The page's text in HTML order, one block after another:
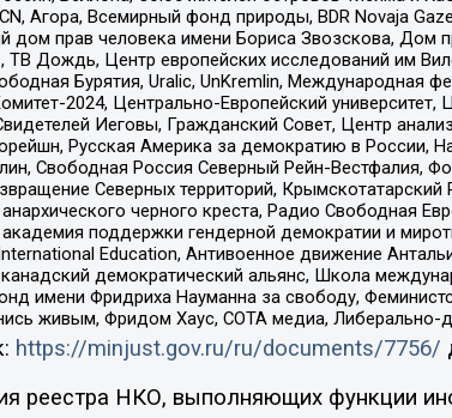
Агора, Всемирный фонд природы, BDR Novaja
дом прав человека имени Бориса Звозскова, Дом
ТВ Дождь, Центр европейских исследований им
Бурятия, Uralic, UnKremlin, Международная
2024, Центрально-Европейский
Иеговы, Гражданский Совет, Центр
Русская Америка за демократию в России,
Свободная Россия Северный Рейн-Вестфалия,
Северных территорий,
черного креста, Радио Свободная
поддержки гендерной демократии и
Education, Антивоенное движение
демократический альянс, Школа
имени Фридриха Науманна за свободу,
живым, Фридом Хаус, СОТА медиа, Либерально-
https://minjust.gov.ru/ru/documents/7756/
реестра НКО, выполняющих функции